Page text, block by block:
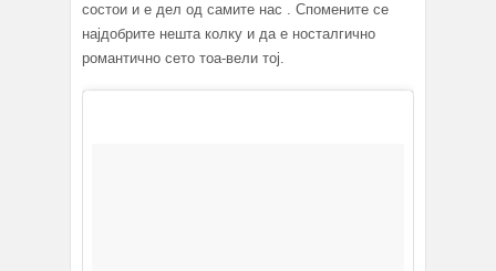
состои и е дел од самите нас . Спомените се
најдобрите нешта колку и да е носталгично
романтично сето тоа-вели тој.